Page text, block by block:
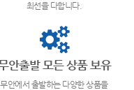
최선을 다합니다.
안출발 모든 상품 보유
무안에서 출발하는 다양한 상품을